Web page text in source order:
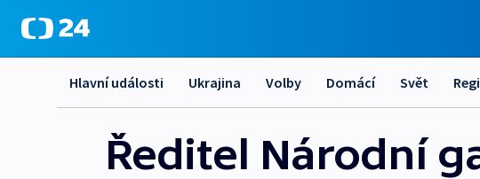
Hlavní události Ukrajina Volby Domácí Svět
Ředitel Národní